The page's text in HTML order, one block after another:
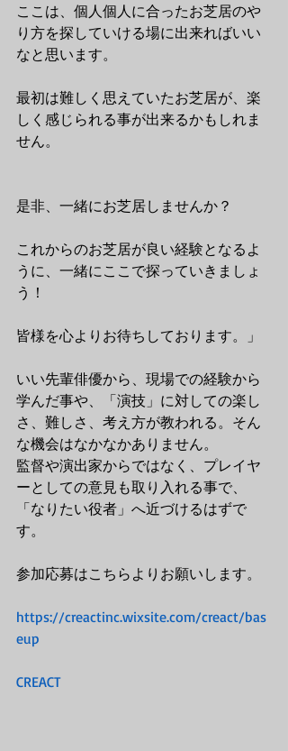
ここは、個人個人に合ったお芝居のや
り方を探していける場に出来ればいい
なと思います。
最初は難しく思えていたお芝居が、楽
しく感じられる事が出来るかもしれま
せん。
是非、一緒にお芝居しませんか？
これからのお芝居が良い経験となるよ
うに、一緒にここで探っていきましょ
う！
皆様を心よりお待ちしております。」
いい先輩俳優から、現場での経験から
学んだ事や、「演技」に対しての楽し
さ、難しさ、考え方が教われる。そん
な機会はなかなかありません。
監督や演出家からではなく、プレイヤ
ーとしての意見も取り入れる事で、
「なりたい役者」へ近づけるはずで
す。
参加応募はこちらよりお願いします。
https://creactinc.wixsite.com/creact/bas
eup
CREACT